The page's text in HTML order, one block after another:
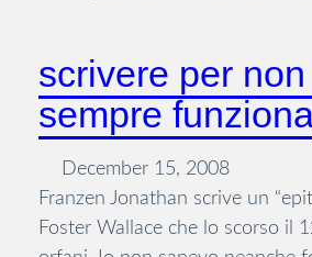
scrivere per
sempre
December 15, 2008
Franzen Jonathan scrive un
Foster Wallace che lo scorso il